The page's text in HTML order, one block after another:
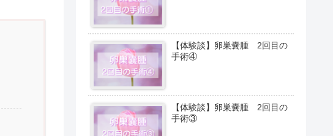
【体験談】卵巣嚢腫 2回目の
手術④
【体験談】卵巣嚢腫 2回目の
手術③